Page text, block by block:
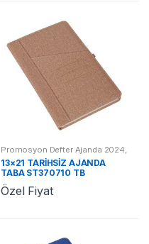
Promosyon Defter Ajanda 2024,
Promosyon 2024 Ajandalar
13×21 TARİHSİZ AJANDA
TABA ST370710 TB
Özel Fiyat